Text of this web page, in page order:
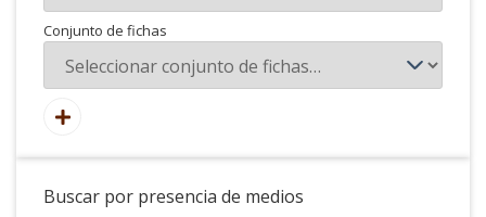
Conjunto de fichas
Buscar por presencia de medios